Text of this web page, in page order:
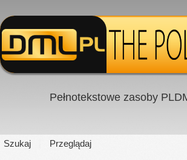
Pełnotekstowe zasoby
Szukaj Przeglądaj